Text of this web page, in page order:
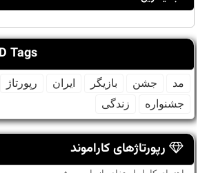
Tags
مد جشن بازیگر ایران رپورتاژ
جشنواره
زندگی
رپورتاژهای کاراموند